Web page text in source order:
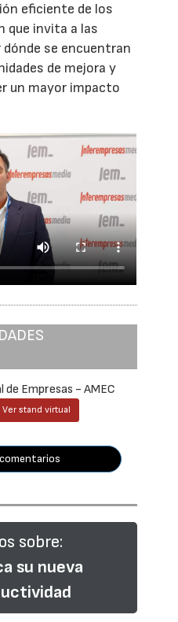
eficiente de los
que invita a las
se encuentran
de mejora y
un mayor impacto
Empresas - AMEC
Ver stand virtual
sobre:
su nueva